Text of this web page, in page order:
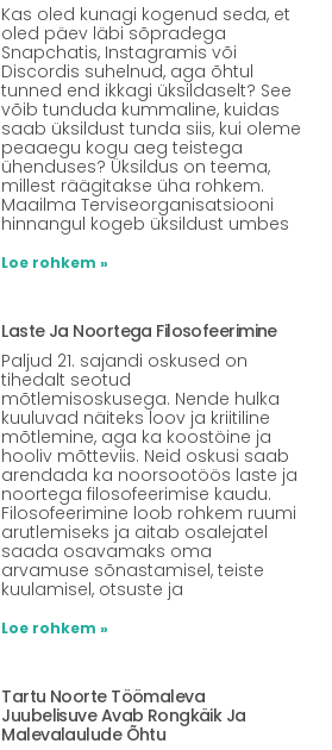
Kas oled kunagi kogenud seda, et
oled päev läbi sõpradega
Snapchatis, Instagramis või
Discordis suhelnud, aga õhtul
tunned end ikkagi üksildaselt? See
võib tunduda kummaline, kuidas
saab üksildust tunda siis, kui oleme
peaaegu kogu aeg teistega
ühenduses? Üksildus on teema,
millest räägitakse üha rohkem.
Maailma Terviseorganisatsiooni
hinnangul kogeb üksildust umbes
Loe rohkem »
Laste Ja Noortega Filosofeerimine
Paljud 21. sajandi oskused on
tihedalt seotud
mõtlemisoskusega. Nende hulka
kuuluvad näiteks loov ja kriitiline
mõtlemine, aga ka koostöine ja
hooliv mõtteviis. Neid oskusi saab
arendada ka noorsootöös laste ja
noortega filosofeerimise kaudu.
Filosofeerimine loob rohkem ruumi
arutlemiseks ja aitab osalejatel
saada osavamaks oma
arvamuse sõnastamisel, teiste
kuulamisel, otsuste ja
Loe rohkem »
Tartu Noorte Töömaleva
Juubelisuve Avab Rongkäik Ja
Malevalaulude Õhtu